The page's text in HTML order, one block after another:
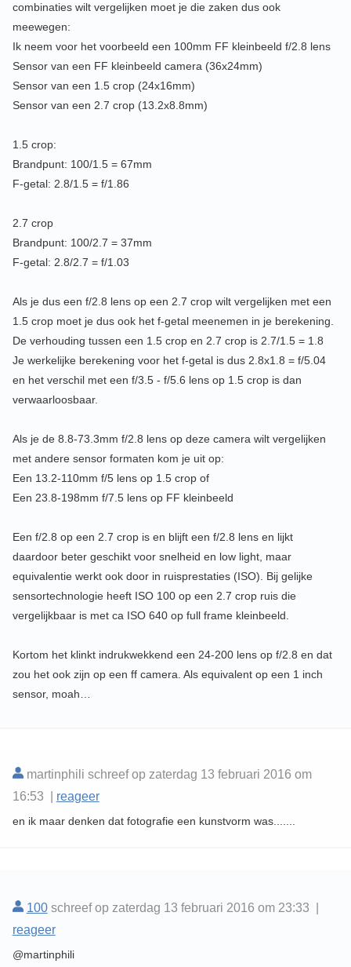
combinaties wilt vergelijken moet je die zaken dus ook
meewegen:
Ik neem voor het voorbeeld een 100mm FF kleinbeeld f/2.8 lens
Sensor van een FF kleinbeeld camera (36x24mm)
Sensor van een 1.5 crop (24x16mm)
Sensor van een 2.7 crop (13.2x8.8mm)
1.5 crop:
Brandpunt: 100/1.5 = 67mm
F-getal: 2.8/1.5 = f/1.86
2.7 crop
Brandpunt: 100/2.7 = 37mm
F-getal: 2.8/2.7 = f/1.03
Als je dus een f/2.8 lens op een 2.7 crop wilt vergelijken met een
1.5 crop moet je dus ook het f-getal meenemen in je berekening.
De verhouding tussen een 1.5 crop en 2.7 crop is 2.7/1.5 = 1.8
Je werkelijke berekening voor het f-getal is dus 2.8x1.8 = f/5.04
en het verschil met een f/3.5 - f/5.6 lens op 1.5 crop is dan
verwaarloosbaar.
Als je de 8.8-73.3mm f/2.8 lens op deze camera wilt vergelijken
met andere sensor formaten kom je uit op:
Een 13.2-110mm f/5 lens op 1.5 crop of
Een 23.8-198mm f/7.5 lens op FF kleinbeeld
Een f/2.8 op een 2.7 crop is en blijft een f/2.8 lens en lijkt
daardoor beter geschikt voor snelheid en low light, maar
equivalentie werkt ook door in ruisprestaties (ISO). Bij gelijke
sensortechnologie heeft ISO 100 op een 2.7 crop ruis die
vergelijkbaar is met ca ISO 640 op full frame kleinbeeld.
Kortom het klinkt indrukwekkend een 24-200 lens op f/2.8 en dat
zou het ook zijn op een ff camera. Als equivalent op een 1 inch
sensor, moah…
martinphili schreef op zaterdag 13 februari 2016 om
16:53 | reageer
en ik maar denken dat fotografie een kunstvorm was.......
100schreef op zaterdag 13 februari 2016 om 23:33 |
reageer
@martinphili